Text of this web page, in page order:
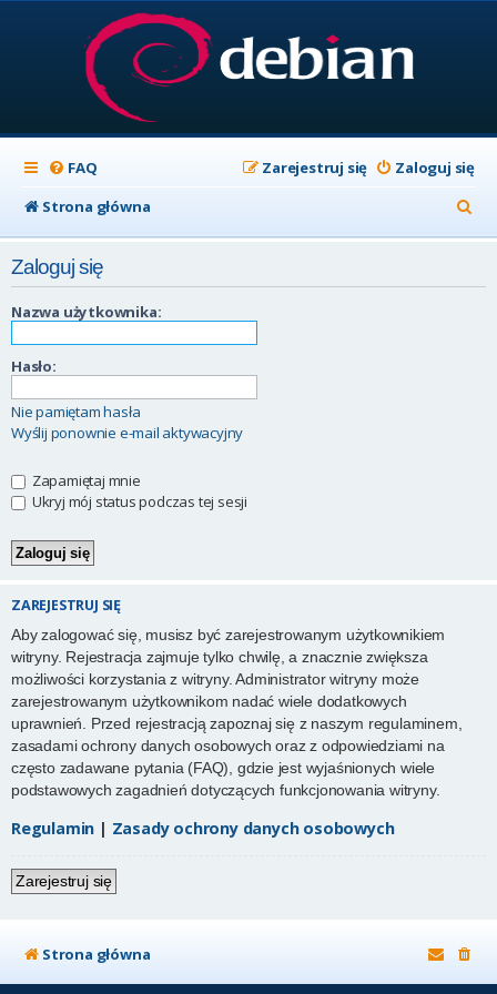
FAQ Zaloguj się
Zarejestruj się
Strona główna
z
Zaloguj się
Nazwa użytkownika:
Hasło:
Nie pamiętam hasła
Wyślij ponownie e-mail aktywacyjny
Zapamiętaj mnie
Ukryj mój status podczas tej sesji
ZAREJESTRUJ SIĘ
Aby zalogować się, musisz być zarejestrowanym użytkownikiem
witryny. Rejestracja zajmuje tylko chwilę, a znacznie zwiększa
możliwości korzystania z witryny. Administrator witryny może
zarejestrowanym użytkownikom nadać wiele dodatkowych
uprawnień. Przed rejestracją zapoznaj się z naszym regulaminem,
zasadami ochrony danych osobowych oraz z odpowiedziami na
często zadawane pytania (FAQ), gdzie jest wyjaśnionych wiele
podstawowych zagadnień dotyczących funkcjonowania witryny.
Regulamin | Zasady ochrony danych osobowych
Zarejestruj się
Strona główna